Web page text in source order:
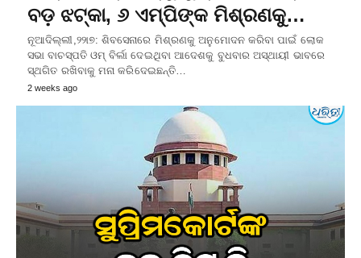
ବଡ଼ ଝଟ୍‌କା, ୬ ଏମ୍‌ପିଙ୍କ ମିଶ୍ରଣକୁ…
ନୂଆଦିଲ୍ଲୀ,୨୨ା୭: ଶିବସେନାରେ ମିଶ୍ରଣକୁ ଅନୁମୋଦନ କରିବା ପାଇଁ ଲୋକ
ସଭା ବାଚସ୍ପତି ଓମ୍‌ ବିର୍ଲା ଦେଇଥିବା ଆଦେଶକୁ ବୁଧବାର ଅସ୍ଥାୟୀ ଭାବରେ
ସ୍ଥଗିତ ରଖିବାକୁ ମନା କରିଦେଇଛନ୍ତି…
2 weeks ago